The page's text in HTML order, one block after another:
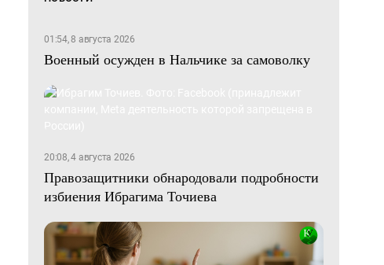
01:54, 8 августа 2026
Военный осужден в Нальчике за самоволку
20:08, 4 августа 2026
Правозащитники обнародовали подробности
избиения Ибрагима Точиева